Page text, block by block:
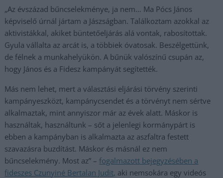
„Az évszázad bűncselekménye, ja nem… Ma Pócs János
képviselő úrnál jártam a Jászságban. Találkoztam azokkal az
aktivistákkal, akiket büntetőeljárás alá vontak, rabosítottak.
Gyula vállalta az arcát is, a többiek óvatosak. Beszélgettünk,
de félnek a munkahelyükön. A bűnük valószínű csupán az,
hogy János és a Fidesz kampányát segítették.
Más nem lehet, mert a választási eljárási törvény szerinti
kampányeszközt, kampánycsendet és a törvényt nem sértve
alkalmaztak, mint annyiszor már az évek alatt. Máskor is
használtak, használtunk – sőt a jelenlegi kormánypárt is
ebben a kampányban is alkalmazta az aszfaltra festett
szavazásra buzdítást. Máskor és másnál ez nem
bűncselekmény. Most az” –fogalmazott bejegyzésében a
fideszes Czunyiné Bertalan Judit, aki nemsokára egy videós